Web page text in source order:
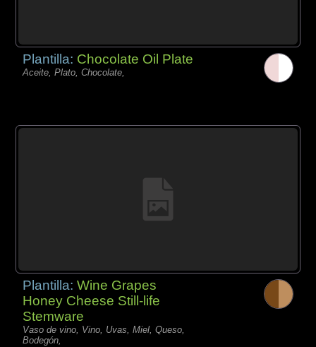
Plantilla: Chocolate Oil Plate
Aceite, Plato, Chocolate,
Plantilla:Wine Grapes
Honey Cheese Still-life
Stemware
Vaso de vino, Vino, Uvas, Miel, Queso,
Bodegón,